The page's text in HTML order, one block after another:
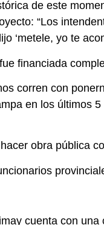
de este
“Los
‘metele, yo te
financiada
corren con
en los últimos
obra pública
cuenta con